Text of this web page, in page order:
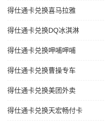
得仕通卡兑换喜马拉雅
得仕通卡兑换DQ冰淇淋
得仕通卡兑换呷哺呷哺
得仕通卡兑换曹操专车
得仕通卡兑换美团外卖
得仕通卡兑换天宏畅付卡